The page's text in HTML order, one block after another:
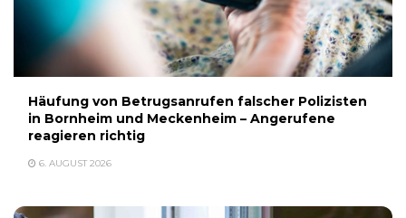
Häufung von Betrugsanrufen falscher Polizisten
in Bornheim und Meckenheim – Angerufene
reagieren richtig
6. AUGUST 2026